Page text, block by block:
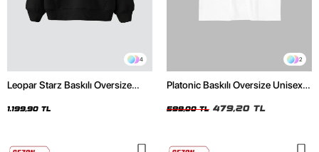
4
Leopar Starz Baskılı Oversize
1.199,90 TL
2
Platonic Baskılı Oversize Unisex
599,00 TL 479,20 TL